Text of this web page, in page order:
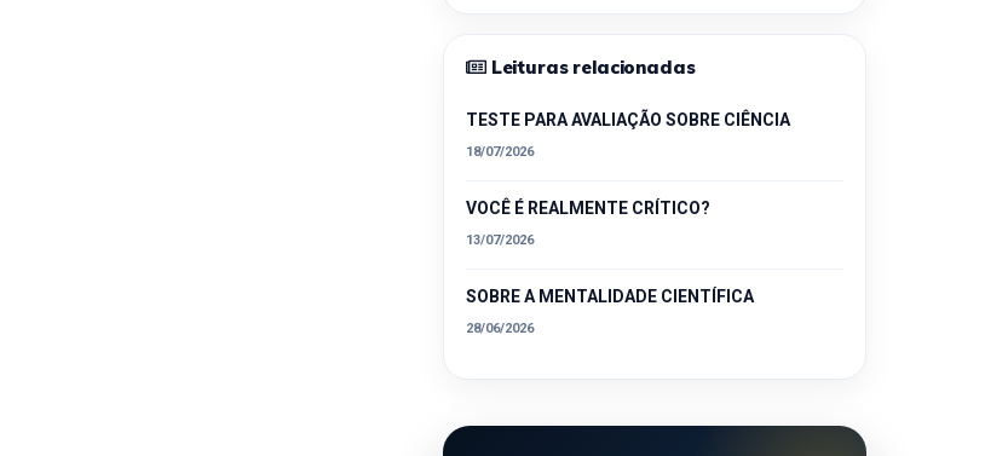
Leituras relacionadas
TESTE PARA AVALIAÇÃO SOBRE CIÊNCIA
18/07/2026
VOCÊ É REALMENTE CRÍTICO?
13/07/2026
SOBRE A MENTALIDADE CIENTÍFICA
28/06/2026